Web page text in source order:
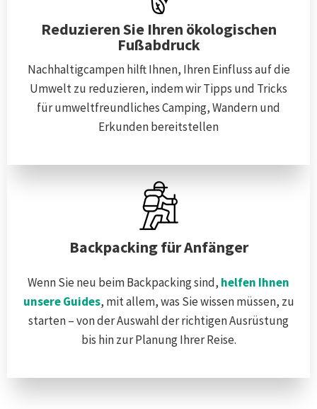
Reduzieren Sie Ihren ökologischen
Fußabdruck
Nachhaltigcampen hilft Ihnen, Ihren Einfluss auf die
Umwelt zu reduzieren, indem wir Tipps und Tricks
für umweltfreundliches Camping, Wandern und
Erkunden bereitstellen
Backpacking für Anfänger
Wenn Sie neu beim Backpacking sind, helfen Ihnen
unsere Guides, mit allem, was Sie wissen müssen, zu
starten – von der Auswahl der richtigen Ausrüstung
bis hin zur Planung Ihrer Reise.